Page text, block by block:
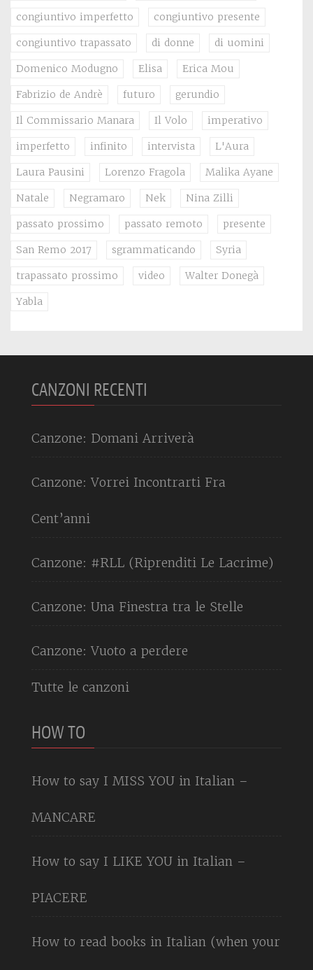
congiuntivo imperfetto congiuntivo presente
congiuntivo trapassato di donne di uomini
Domenico Modugno Elisa Erica Mou
Fabrizio de Andrè futuro gerundio
Il Commissario Manara Il Volo imperativo
imperfetto infinito intervista L'Aura
Laura Pausini Lorenzo Fragola Malika Ayane
Natale Negramaro Nek Nina Zilli
passato prossimo passato remoto presente
San Remo 2017 sgrammaticando Syria
trapassato prossimo video Walter Donegà
Yabla
CANZONI RECENTI
Canzone: Domani Arriverà
Canzone: Vorrei Incontrarti Fra
Cent’anni
Canzone: #RLL (Riprenditi Le Lacrime)
Canzone: Una Finestra tra le Stelle
Canzone: Vuoto a perdere
Tutte le canzoni
HOW TO
How to say I MISS YOU in Italian –
MANCARE
How to say I LIKE YOU in Italian –
PIACERE
How to read books in Italian (when your